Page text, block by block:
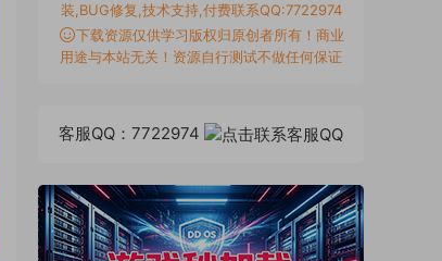
装,BUG修复,技术支持,付费联系QQ:7722974
下载资源仅供学习版权归原创者所有！商业
用途与本站无关！资源自行测试不做任何保证
客服QQ：7722974